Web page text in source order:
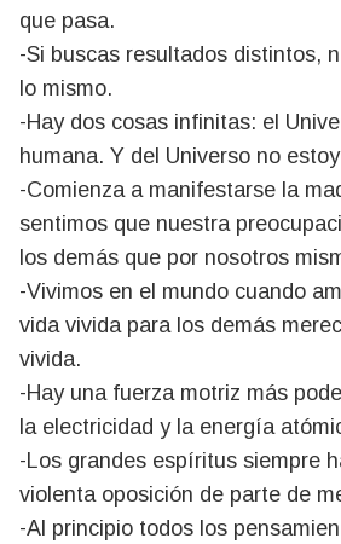
que pasa.
-Si buscas resultados distintos,
lo mismo.
-Hay dos cosas infinitas: el
humana. Y del Universo no
-Comienza a manifestarse la
sentimos que nuestra
los demás que por nosotros
-Vivimos en el mundo cuando
vida vivida para los demás
vivida.
-Hay una fuerza motriz más
la electricidad y la energía
-Los grandes espíritus siempre
violenta oposición de parte de
-Al principio todos los